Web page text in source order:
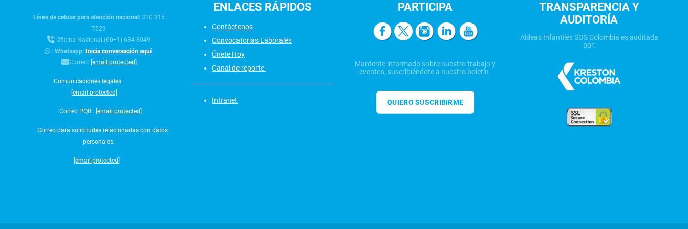
Línea de celular para atención nacional: 310 315
7529
Oficina Nacional (60+1) 634-8049
:Whatsapp: Inicia conversación aquí
Correo: [email protected]
Comunicaciones legales:
[email protected]
Correo PQR: [email protected]
Correo para solicitudes relacionadas con datos
personales:
[email protected]
ENLACES RÁPIDOS
Contáctenos
Convocatorias Laborales
Únete Hoy
Canal de reporte
Intranet
PARTICIPA
Mantente informado sobre nuestro trabajo y
eventos, suscribiéndote a nuestro boletín.
QUIERO SUSCRIBIRME
TRANSPARENCIA Y
AUDITORÍA
Aldeas Infantiles SOS Colombia es auditada
por: